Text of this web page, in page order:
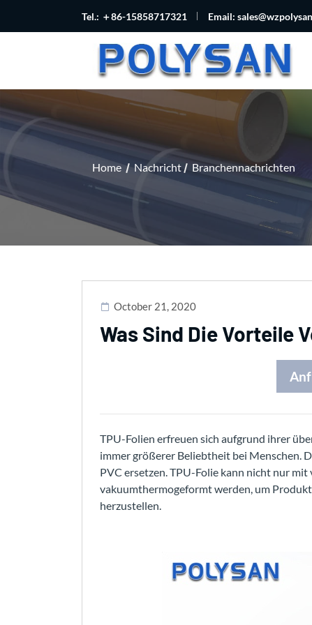
Tel.: ＋86-15858717321 Email:
Home Nachricht Branchennachrichten
October 21, 2020
Was Sind Die Vorteile
TPU-Folien erfreuen sich aufgrund ihrer
immer größerer Beliebtheit bei Menschen.
PVC ersetzen. TPU-Folie kann nicht nur
vakuumthermogeformt werden, um
herzustellen.